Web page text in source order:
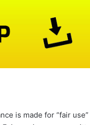
is made for “fair